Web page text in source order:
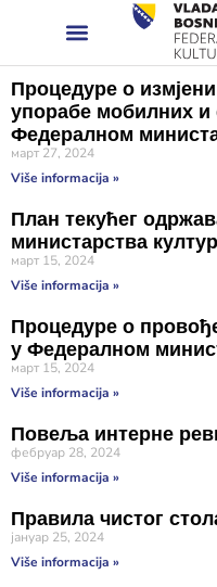
Процедуре о
упорабе мобилних
Федералном
март 27, 2024
Više informacija »
План текућег
министарства
март 15, 2024
Više informacija »
Процедуре о
у Федералном
март 15, 2024
Više informacija »
Повеља интерне
фебруар 28, 2024
Više informacija »
Правила чистог
јануар 25, 2024
Više informacija »